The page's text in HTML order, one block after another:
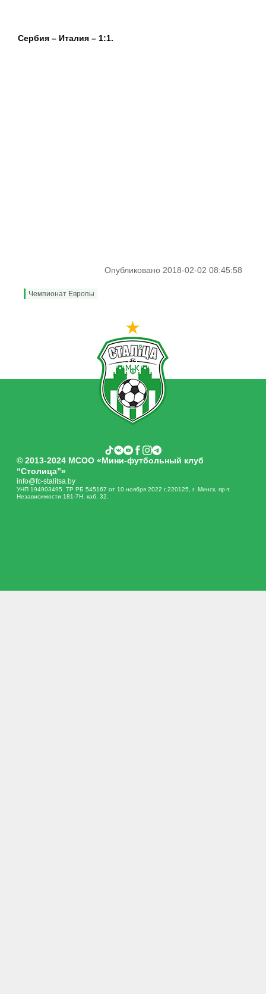
Сербия – Италия – 1:1.
Опубликовано 2018-02-02 08:45:58
Чемпионат Европы
© 2013-2024 МСОО «Мини-футбольный клуб
“Столица”»
info@fc-stalitsa.by
УНП 194903495. ТР РБ 545167 от 10 ноября 2022 г.220125, г. Минск, пр-т.
Независимости 181-7Н, каб. 32.